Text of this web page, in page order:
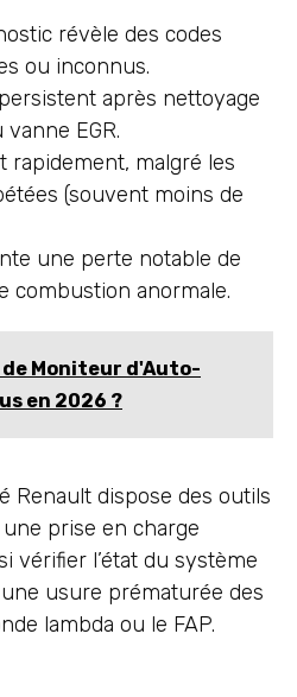
révèle des codes
ou inconnus.
après nettoyage
EGR.
rapidement, malgré les
(souvent moins de
une perte notable de
combustion anormale.
Moniteur d'Auto-
en 2026 ?
Renault dispose des outils
prise en charge
vérifier l’état du système
usure prématurée des
lambda ou le FAP.